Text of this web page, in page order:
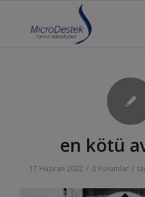
en kötü
17 Haziran 2022 / 0 Yorumlar /